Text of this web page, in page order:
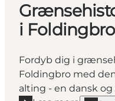
i Foldingbro
Fordyb dig i
Foldingbro med
alting - en dansk og